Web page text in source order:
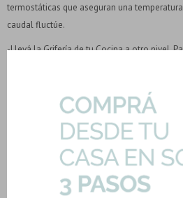
termostáticas que aseguran una
caudal fluctúe.
-Llevá la Grifería de tu Cocina a otro nivel.
el espacio, Clever cuenta con modelos de
grifería y listo!
Además, Clever dispone de modelos con
permite tener agua filtrada directo del grifo
llenar una jarra o beber en forma inmediata.